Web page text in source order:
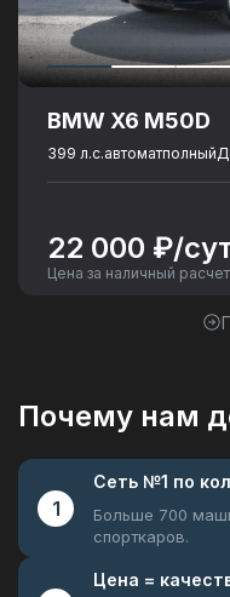
BMW X6 M50D
399 л.с.автоматполный
22 000 ₽/
Цена за наличный расчет
Почему нам
1
Сеть №1 по
Больше 700
спорткаров.
Цена =